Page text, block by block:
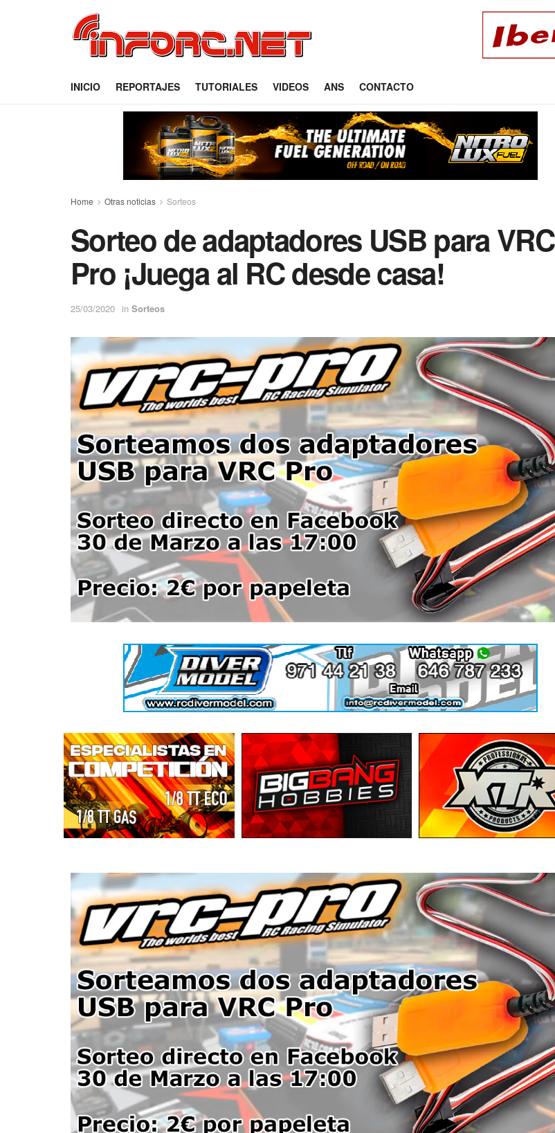
INICIO REPORTAJES TUTORIALES VIDEOS ANS CONTACTO
Home Otras noticias Sorteos
Sorteo de adaptadores USB para VRC
Pro ¡Juega al RC desde casa!
25/03/2020 in Sorteos